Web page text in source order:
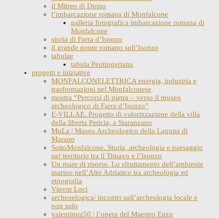
il Mitreo di Duino
l’imbarcazione romana di Monfalcone
galleria fotografica imbarcazione romana di
Monfalcone
storia di Farra d’Isonzo
il grande ponte romano sull’Isonzo
tabulae
tabula Peutingeriana
progetti e iniziative
MONFALCONELETTRICA energia, industria e
trasformazioni nel Monfalconese
mostra “Percorsi di pietra – verso il museo
archeologico di Farra d’Isonzo”
E-VILLAE. Progetto di valorizzazione della villa
della liberta Peticia, a Staranzano
MuLa | Museo Archeologico della Laguna di
Marano
SottoMonfalcone. Storia, archeologia e paesaggio
nel territorio tra il Timavo e l’Isonzo
Un mare di risorse. Lo sfruttamento dell’ambiente
marino nell’Alto Adriatico tra archeologia ed
etnografia
Vinvm Loci
archeoelogica/ incontri sull’archeologia locale e
non solo
valentinuz50 | l’opera del Maestro Enzo